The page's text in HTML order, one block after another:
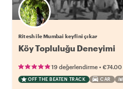
Ritesh ile Mumbai keyfini çıkar
Köy Topluluğu Deneyimi
19 değerlendirme • €74.00
OFF THE BEATEN TRACK CAR